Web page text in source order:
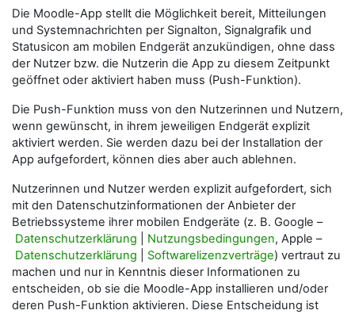
Die Moodle-App stellt die Möglichkeit bereit, Mitteilungen
und Systemnachrichten per Signalton, Signalgrafik und
Statusicon am mobilen Endgerät anzukündigen, ohne dass
der Nutzer bzw. die Nutzerin die App zu diesem Zeitpunkt
geöffnet oder aktiviert haben muss (Push-Funktion).
Die Push-Funktion muss von den Nutzerinnen und Nutzern,
wenn gewünscht, in ihrem jeweiligen Endgerät explizit
aktiviert werden. Sie werden dazu bei der Installation der
App aufgefordert, können dies aber auch ablehnen.
Nutzerinnen und Nutzer werden explizit aufgefordert, sich
mit den Datenschutzinformationen der Anbieter der
Betriebssysteme ihrer mobilen Endgeräte (z. B. Google –
Datenschutzerklärung
Nutzungsbedingungen, Apple –
Datenschutzerklärung
Softwarelizenzverträge) vertraut zu
machen und nur in Kenntnis dieser Informationen zu
entscheiden, ob sie die Moodle-App installieren und/oder
deren Push-Funktion aktivieren. Diese Entscheidung ist